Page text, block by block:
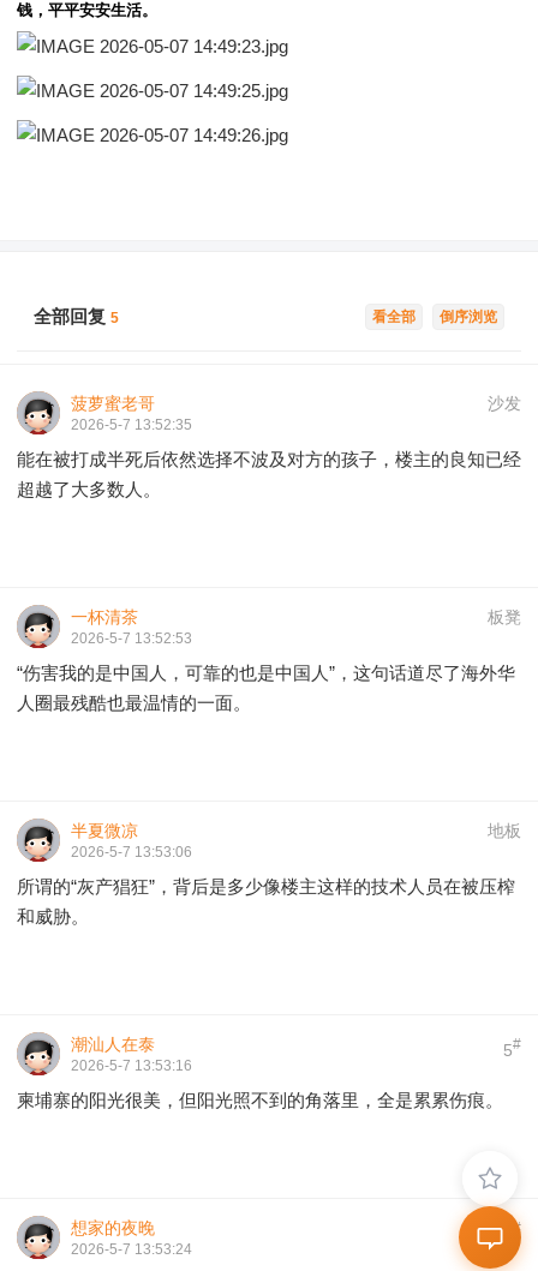
钱，平平安安生活。
倒序浏览
看全部
全部回复 5
沙发
菠萝蜜老哥
2026-5-7 13:52:35
能在被打成半死后依然选择不波及对方的孩子，楼主的良知已经
超越了大多数人。
板凳
一杯清茶
2026-5-7 13:52:53
“伤害我的是中国人，可靠的也是中国人”，这句话道尽了海外华
人圈最残酷也最温情的一面。
地板
半夏微凉
2026-5-7 13:53:06
所谓的“灰产猖狂”，背后是多少像楼主这样的技术人员在被压榨
和威胁。
5#
潮汕人在泰
2026-5-7 13:53:16
柬埔寨的阳光很美，但阳光照不到的角落里，全是累累伤痕。
#
想家的夜晚
2026-5-7 13:53:24